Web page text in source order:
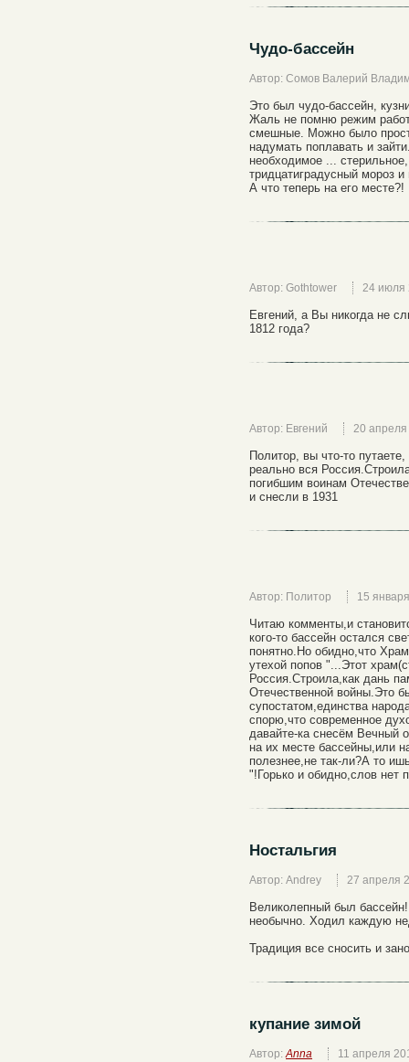
Чудо-бассейн
Автор: Сомов Валерий
Это был чудо-бассейн,
Жаль не помню режим
смешные. Можно было
надумать поплавать и
необходимое ...
тридцатиградусный мороз
А что теперь на его месте?!
Автор: Gothtower 24 июля
Евгений, а Вы никогда не
1812 года?
Автор: Евгений 20
Политор, вы что-то
реально вся
погибшим воинам
и снесли в 1931
Автор: Политор 15
Читаю комменты,и
кого-то бассейн остался
понятно.Но обидно,что
утехой попов "...Этот
Россия.Строила,как дань
Отечественной войны.Это
супостатом,единства
спорю,что современное
давайте-ка снесём Вечный
на их месте бассейны,или
полезнее,не так-ли?А то
"!Горько и обидно,слов нет
Ностальгия
Автор: Andrey 27 апреля
Великолепный был
необычно. Ходил каждую
Традиция все сносить и
купание зимой
Автор:Anna 11 апреля